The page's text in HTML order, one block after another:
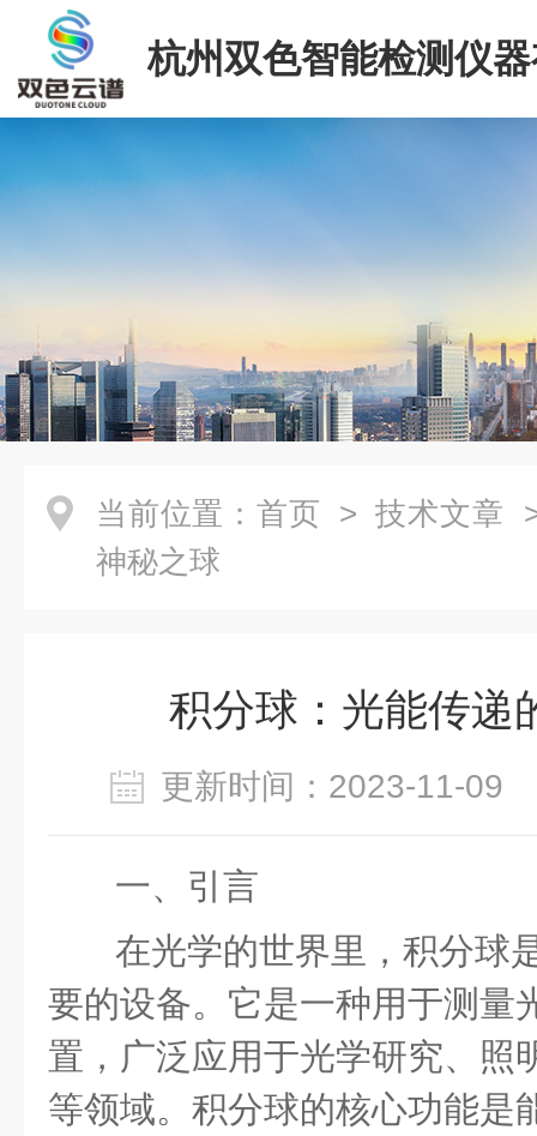
杭州双色智能检测仪
司
当前位置： 首页 > 技术文章
神秘之球
积分球：光能传递
更新时间：2023-11-
一、引言
在光学的世界里，积分球
要的设备。它是一种用于测量
置，广泛应用于光学研究、照
等领域。积分球的核心功能是